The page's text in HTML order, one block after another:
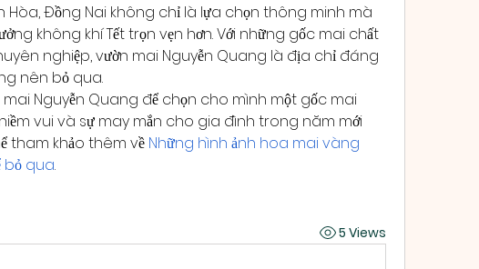
Hòa, Đồng Nai không chỉ là lựa chọn thông minh mà
không khí Tết trọn vẹn hơn. Với những gốc mai chất
nghiệp, vườn mai Nguyễn Quang là địa chỉ đáng
nên bỏ qua.
mai Nguyễn Quang để chọn cho mình một gốc mai
vui và sự may mắn cho gia đình trong năm mới
tham khảo thêm về Những hình ảnh hoa mai vàng
bỏ qua.
5 Views